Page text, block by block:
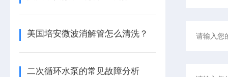
美国培安微波消解管怎么清洗？
二次循环水泵的常见故障分析